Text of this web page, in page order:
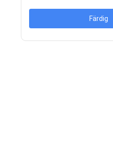
Färdig